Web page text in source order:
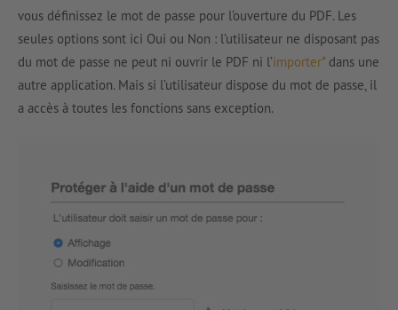
vous définissez le mot de passe pour l’ouverture du PDF. Les
seules options sont ici Oui ou Non : l’utilisateur ne disposant pas
du mot de passe ne peut ni ouvrir le PDF ni l’importer*dans une
autre application. Mais si l’utilisateur dispose du mot de passe, il
a accès à toutes les fonctions sans exception.